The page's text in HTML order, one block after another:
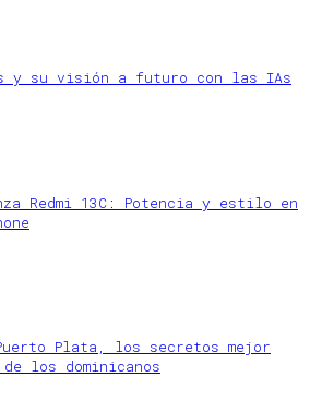
y su visión a futuro con las IAs
Redmi 13C: Potencia y estilo en
Puerto Plata, los secretos mejor
de los dominicanos